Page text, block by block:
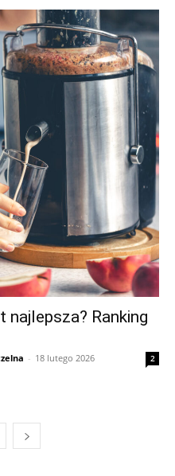
Ranking
- 18 lutego 2026 2